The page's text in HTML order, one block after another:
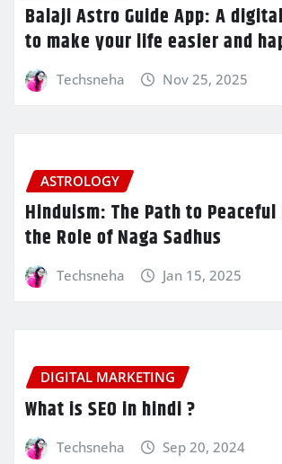
Balaji Astro Guide App: A
to make your life easier and
Techsneha Nov 25, 2025
ASTROLOGY
Hinduism: The Path to
the Role of Naga Sadhus
Techsneha Jan 15, 2025
DIGITAL MARKETING
What is SEO in hindi ?
Techsneha Sep 20, 2024